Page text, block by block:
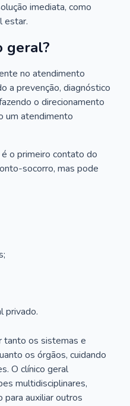
imediata, como
estar.
geral?
no atendimento
a prevenção, diagnóstico
o direcionamento
um atendimento
o primeiro contato do
socorro, mas pode
privado.
tanto os sistemas e
os órgãos, cuidando
O clínico geral
multidisciplinares,
para auxiliar outros